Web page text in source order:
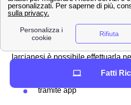
Ecco come vedere il credito
WindTre a Larciano
Se la tua SIM Wind Tre a
residuo dovrai effettuare una
larcianesi è possibile effettuarla
tramite app
Fatti